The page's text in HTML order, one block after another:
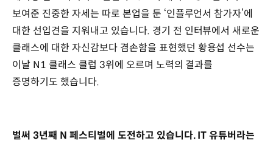
보여준 진중한 자세는 따로 본업을 둔 ‘인플루언서 참가자’에
대한 선입견을 지워내고 있습니다. 경기 전 인터뷰에서 새로운
클래스에 대한 자신감보다 겸손함을 표현했던 황용섭 선수는
이날 N1 클래스 클럽 3위에 오르며 노력의 결과를
증명하기도 했습니다.
벌써 3년째 N 페스티벌에 도전하고 있습니다. IT 유튜버라는